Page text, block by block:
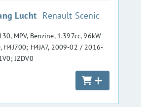
Lucht :Renault Scenic
MPV, Benzine, 1.397cc, 96kW
H4J700; H4JA7, 2009-02 / 2016-
JZDV0